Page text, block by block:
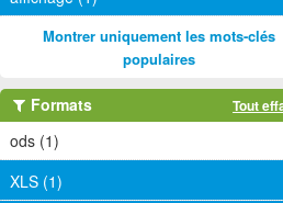
Montrer uniquement les mots-clés
populaires
Formats Tout
ods (1)
XLS (1)